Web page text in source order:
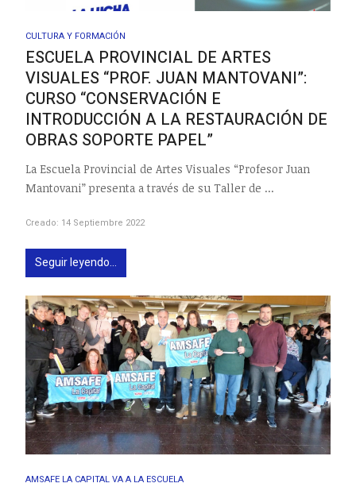
CULTURA Y FORMACIÓN
ESCUELA PROVINCIAL DE ARTES
VISUALES “PROF. JUAN MANTOVANI”:
CURSO “CONSERVACIÓN E
INTRODUCCIÓN A LA RESTAURACIÓN DE
OBRAS SOPORTE PAPEL”
La Escuela Provincial de Artes Visuales “Profesor Juan
Mantovani” presenta a través de su Taller de ...
Creado: 14 Septiembre 2022
Seguir leyendo...
AMSAFE LA CAPITAL VA A LA ESCUELA